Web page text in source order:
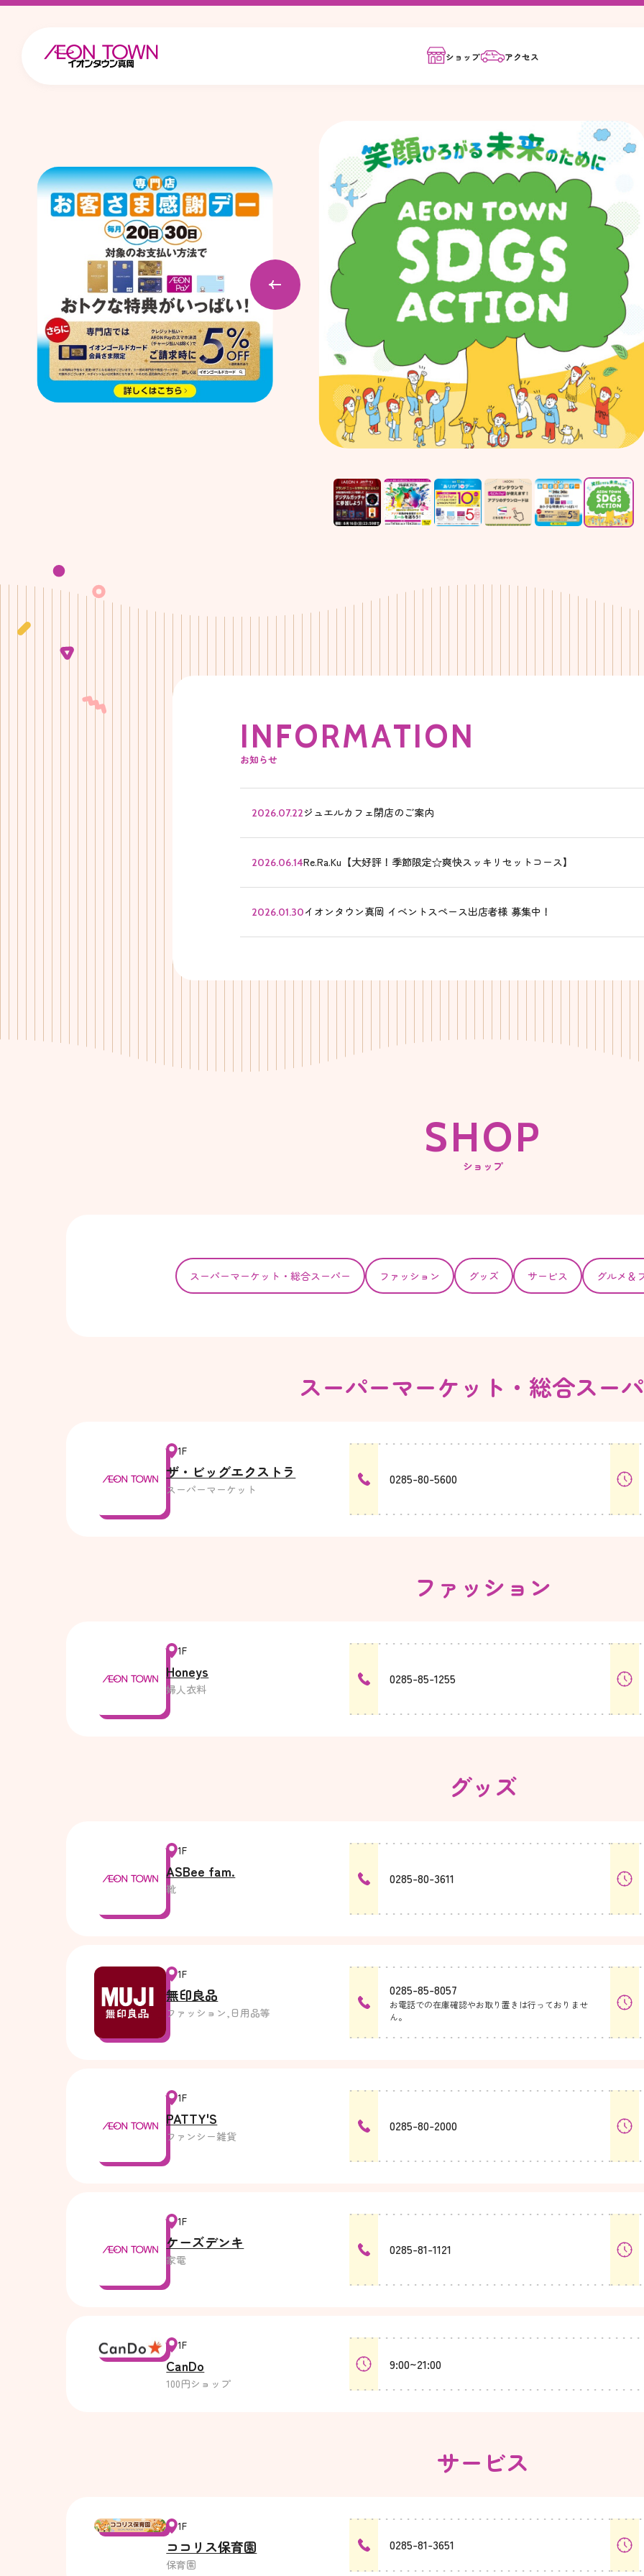
ショップ アクセス
INFORMATION
お知らせ
2026.07.22ジュエルカフェ閉店のご案内
2026.06.14Re.Ra.Ku【大好評！季節限定☆爽快スッキリセットコース】
2026.01.30イオンタウン真岡 イベントスペース出店者様 募集中！
SHOP
ショップ
スーパーマーケット・ 総合スーパー ファッション グッズ サービス グルメ＆
スーパーマーケット・ 総合スー
1F
ザ・ビッグエクストラ
スーパーマーケット
0285-80-5600
ファッション
1F
Honeys
婦人衣料
0285-85-1255
グッズ
1F
ASBee fam.
靴
0285-80-3611
1F
無印良品
ファッション,日用品等
0285-85-8057
お電話での在庫確認やお取り置きは行っておりませ
ん。
1F
PATTY'S
ファンシー雑貨
0285-80-2000
1F
ケーズデンキ
家電
0285-81-1121
1F
CanDo
100円ショップ
9:00~21:00
サービス
1F
ココリス保育園
保育園
0285-81-3651